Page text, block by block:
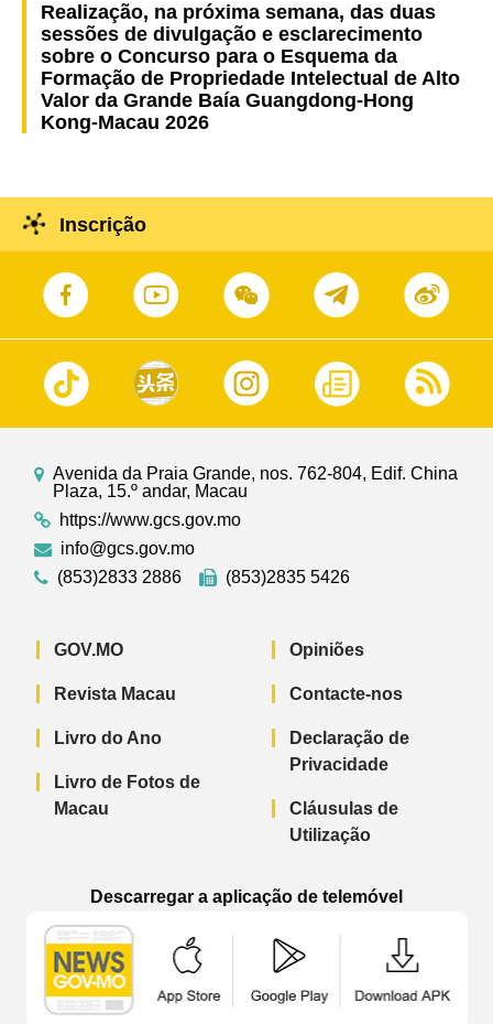
Realização, na próxima semana, das duas
sessões de divulgação e esclarecimento
sobre o Concurso para o Esquema da
Formação de Propriedade Intelectual de Alto
Valor da Grande Baía Guangdong-Hong
Kong-Macau 2026
Inscrição
Avenida da Praia Grande, nos. 762-804, Edif. China
Plaza, 15.º andar, Macau
https://www.gcs.gov.mo
info@gcs.gov.mo
(853)2833 2886
(853)2835 5426
GOV.MO
Revista Macau
Livro do Ano
Livro de Fotos de
Macau
Opiniões
Contacte-nos
Declaração de
Privacidade
Cláusulas de
Utilização
Descarregar a aplicação de telemóvel